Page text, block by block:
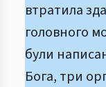
втратила
головного
були
Бога, три